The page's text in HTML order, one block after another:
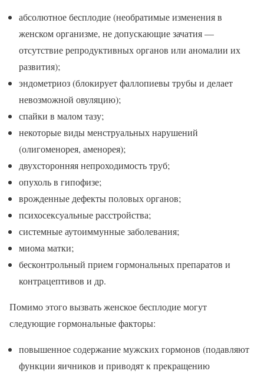
абсолютное бесплодие (необратимые изменения в
женском организме, не допускающие зачатия —
отсутствие репродуктивных органов или аномалии их
развития);
эндометриоз (блокирует фаллопиевы трубы и делает
невозможной овуляцию);
спайки в малом тазу;
некоторые виды менструальных нарушений
(олигоменорея, аменорея);
двухсторонняя непроходимость труб;
опухоль в гипофизе;
врожденные дефекты половых органов;
психосексуальные расстройства;
системные аутоиммунные заболевания;
миома матки;
бесконтрольный прием гормональных препаратов и
контрацептивов и др.
Помимо этого вызвать женское бесплодие могут
следующие гормональные факторы:
повышенное содержание мужских гормонов (подавляют
функции яичников и приводят к прекращению